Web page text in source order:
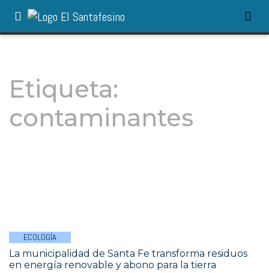
Etiqueta:
contaminantes
ECOLOGÍA
La municipalidad de Santa Fe transforma residuos
en energía renovable y abono para la tierra